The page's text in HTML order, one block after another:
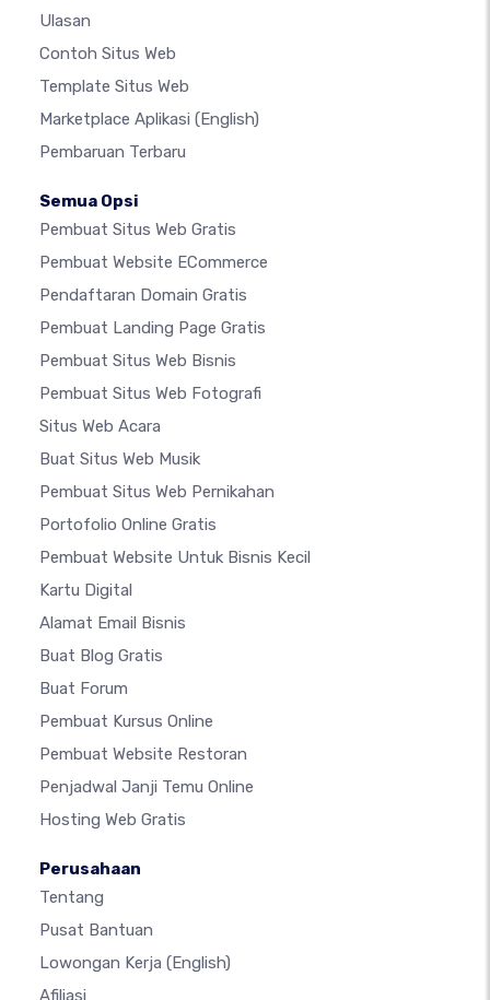
Ulasan
Contoh Situs Web
Template Situs Web
Marketplace Aplikasi (English)
Pembaruan Terbaru
Semua Opsi
Pembuat Situs Web Gratis
Pembuat Website ECommerce
Pendaftaran Domain Gratis
Pembuat Landing Page Gratis
Pembuat Situs Web Bisnis
Pembuat Situs Web Fotografi
Situs Web Acara
Buat Situs Web Musik
Pembuat Situs Web Pernikahan
Portofolio Online Gratis
Pembuat Website Untuk Bisnis Kecil
Kartu Digital
Alamat Email Bisnis
Buat Blog Gratis
Buat Forum
Pembuat Kursus Online
Pembuat Website Restoran
Penjadwal Janji Temu Online
Hosting Web Gratis
Perusahaan
Tentang
Pusat Bantuan
Lowongan Kerja (English)
Afiliasi